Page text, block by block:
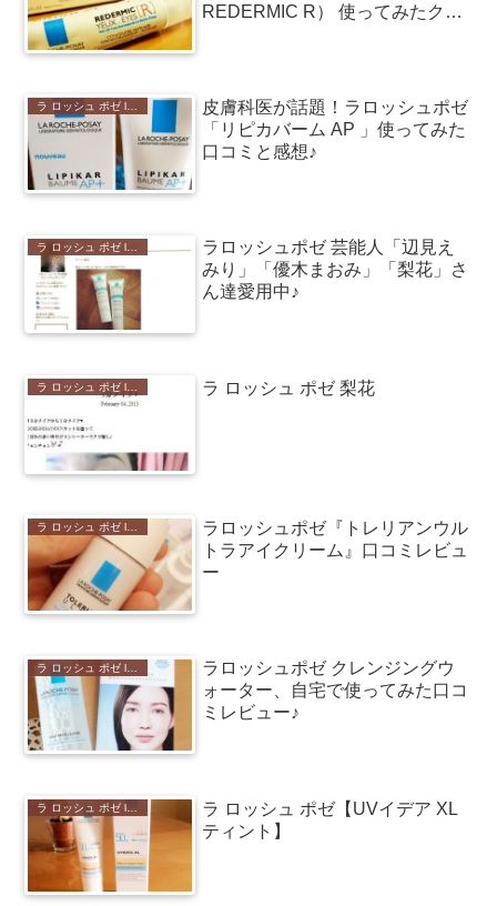
REDERMIC R） 使ってみたクチ
皮膚科医が話題！ラロッシュポゼ
「リピカバーム AP 」使ってみた
口コミと感想♪
ラロッシュポゼ 芸能人「辺見え
みり」「優木まおみ」「梨花」さ
ん達愛用中♪
ラ ロッシュ ポゼ 梨花
ラロッシュポゼ『トレリアンウル
トラアイクリーム』口コミレビュ
ー
ラロッシュポゼ クレンジングウ
ォーター、自宅で使ってみた口コ
ミレビュー♪
ラ ロッシュ ポゼ【UVイデア XL
ティント】